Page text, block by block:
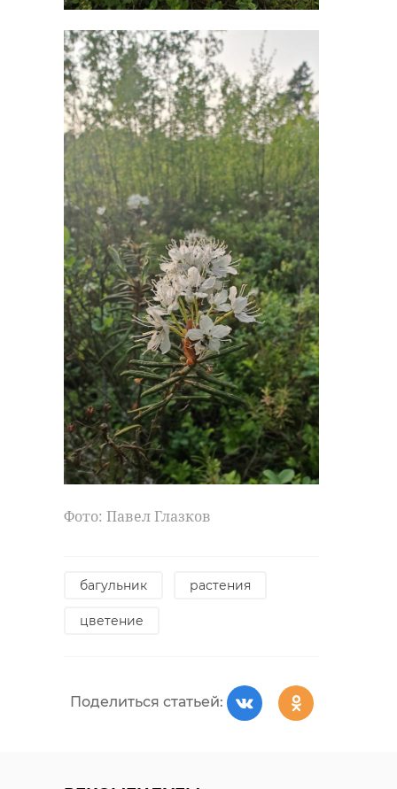
Фото: Павел Глазков
багульник растения
цветение
Поделиться статьей: